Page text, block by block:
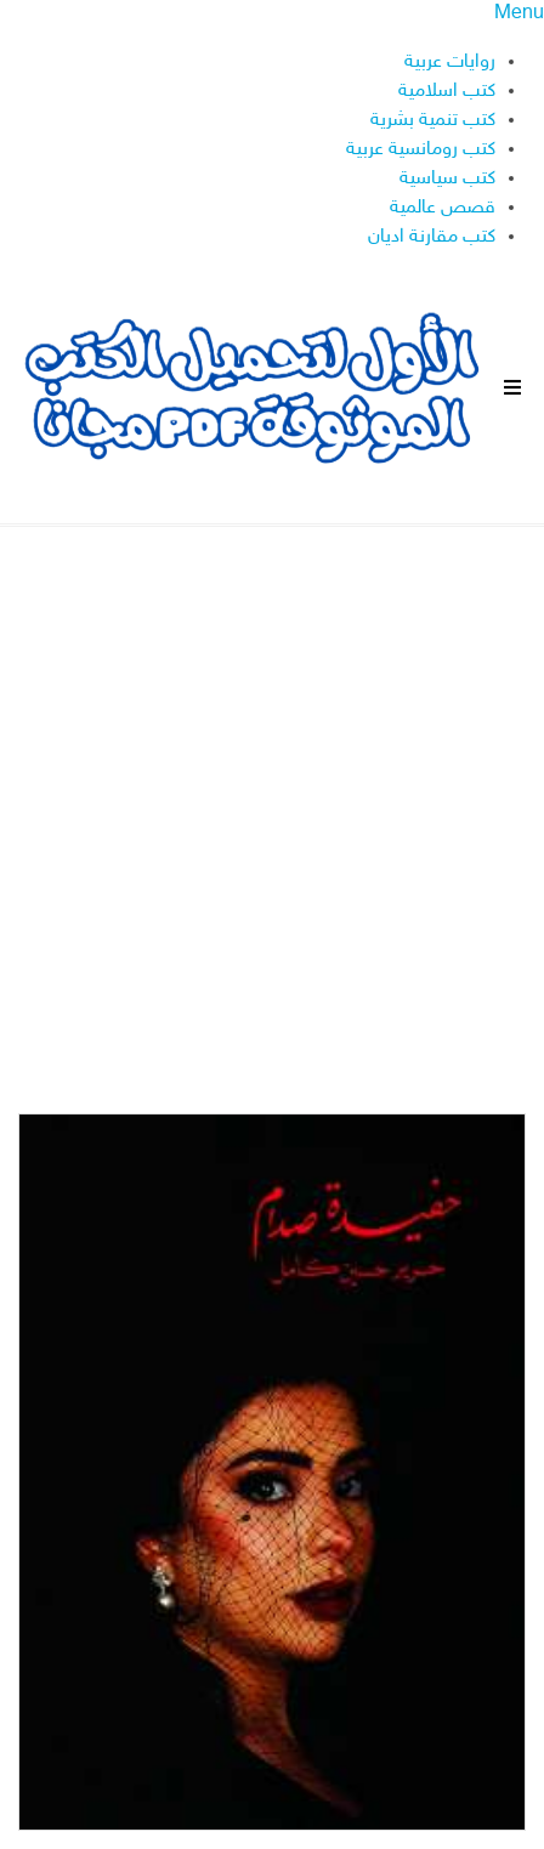
Menu
روايات عربية
كتب اسلامية
كتب تنمية بشرية
كتب رومانسية عربية
كتب سياسية
قصص عالمية
كتب مقارنة اديان
ا